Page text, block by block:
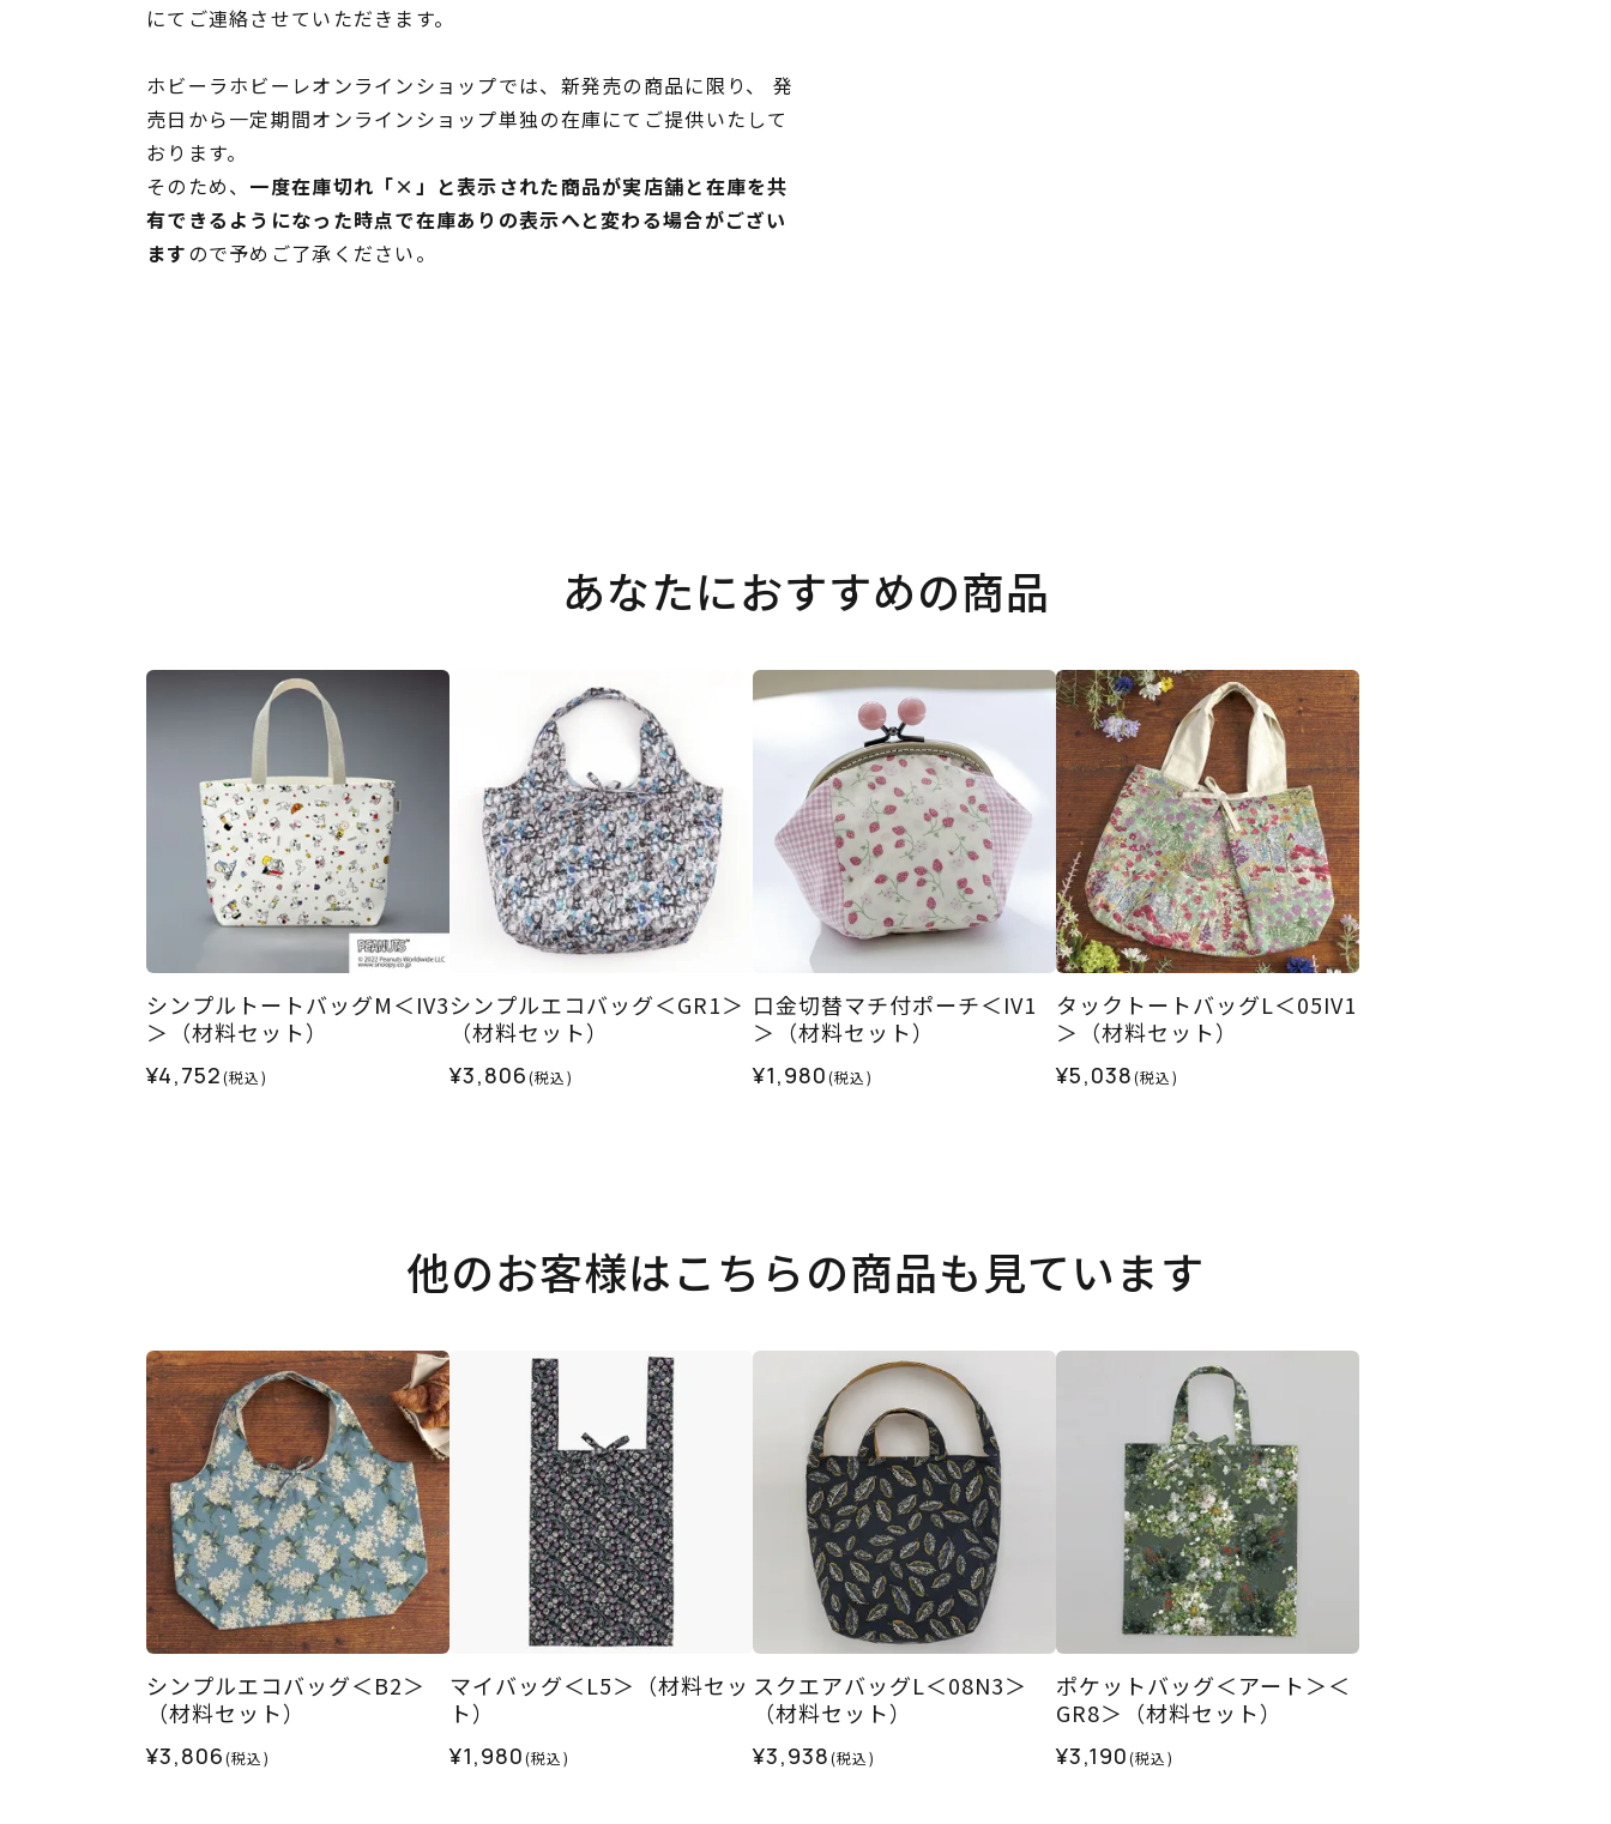
にてご連絡させていただきます。
ホビーラホビーレオンラインショップでは、新発売の商品に限り、 発
売日から一定期間オンラインショップ単独の在庫にてご提供いたして
おります。
そのため、 一度在庫切れ「×」と表示された商品が実店舗と在庫を共
有できるようになった時点で在庫ありの表示へと変わる場合がござい
ますので予めご了承ください。
あなたにおすすめの商品
シンプルトートバッグM＜IV3
＞（材料セット）
¥4,752(税込)
シンプルエコバッグ＜GR1＞
（材料セット）
¥3,806(税込)
口金切替マチ付ポーチ＜IV1
＞（材料セット）
¥1,980(税込)
タックトートバッグL＜05IV1
＞（材料セット）
¥5,038(税込)
他のお客様はこちらの商品も見ています
シンプルエコバッグ＜B2＞
（材料セット）
¥3,806(税込)
マイバッグ＜L5＞（材料セッ
ト）
¥1,980(税込)
スクエアバッグL＜08N3＞
（材料セット）
¥3,938(税込)
ポケットバッグ＜アート＞＜
GR8＞（材料セット）
¥3,190(税込)